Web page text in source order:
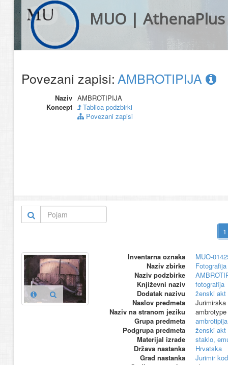
MUO | AthenaPlus
Povezani zapisi: AMBROTIPIJA
Naziv AMBROTIPIJA
Koncept
Tablica podzbirki
Povezani zapisi
Inventarna oznaka
MUO-
Naziv zbirke
Naziv podzbirke
Književni naziv
fotografija
Dodatak nazivu
ženski akt
Naslov predmeta
Jurimirska
Naziv na stranom jeziku
ambrotype
Grupa predmeta
ambrotipija
Podgrupa predmeta
ženski akt
Materijal izrade
staklo,
Država nastanka
Hrvatska
Grad nastanka
Jurimir